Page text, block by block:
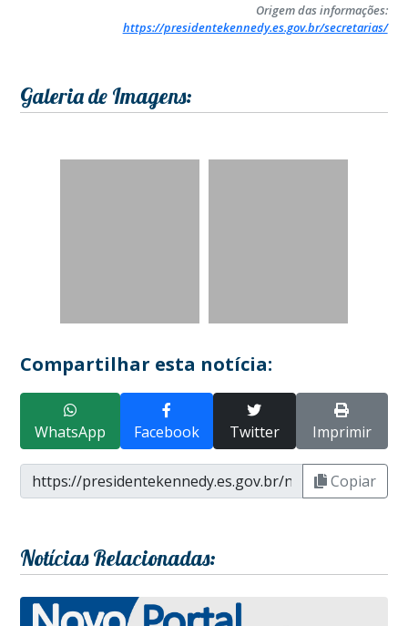
Origem das informações:
https://presidentekennedy.es.gov.br/secretarias/
Galeria de Imagens:
Compartilhar esta notícia:
WhatsApp Facebook Twitter Imprimir
Copiar
Notícias Relacionadas: